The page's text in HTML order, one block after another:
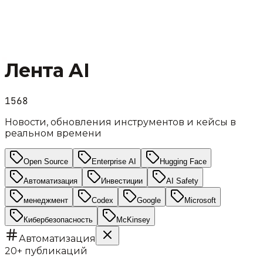
Лента AI
1568
Новости, обновления инструментов и кейсы в
реальном времени
Open Source Enterprise AI Hugging Face
Автоматизация Инвестиции AI Safety
менеджмент Codex Google Microsoft
Кибербезопасность McKinsey
Автоматизация
20+ публикаций